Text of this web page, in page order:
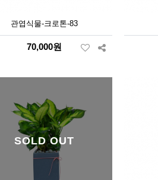
관엽식물-크로톤-83
70,000원
SOLD OUT